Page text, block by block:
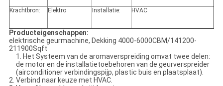
Krachtbron: Elektro Installatie: HVAC
Producteigenschappen:
elektrische geurmachine, Dekking 4000-6000CBM/141200-
211900Sqft
1. Het Systeem van de aromaverspreiding omvat twee delen:
de motor en de installatietoebehoren van de geurverspreider
(airconditioner verbindingspijp, plastic buis en plaatsplaat).
2. Verbind naar keuze met HVAC.